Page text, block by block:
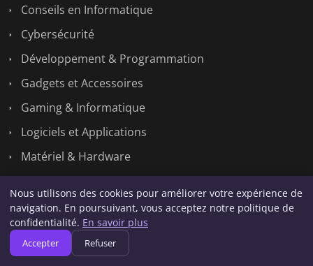
Conseils en Informatique
Cybersécurité
Développement & Programmation
Gadgets et Accessoires
Gaming & Informatique
Logiciels et Applications
Matériel & Hardware
Nouveautés Technologiques
Réseaux & Systèmes
Tech
Nous utilisons des cookies pour améliorer votre expérience de
navigation. En poursuivant, vous acceptez notre politique de
confidentialité. En savoir plus
Accepter Refuser